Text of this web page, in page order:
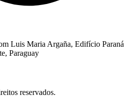
Luis Maria Argaña, Edifício Paraná
Paraguay
reservados.